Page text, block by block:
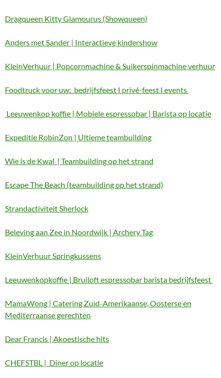
Dragqueen Kitty Glamourus (Showqueen)
Anders met Sander | Interactieve kindershow
KleinVerhuur | Popcornmachine & Suikerspinmachine verhuur
Foodtruck voor uw: bedrijfsfeest I privé-feest I events
Leeuwenkop koffie | Mobiele espressobar | Barista op locatie
Expeditie RobinZon | Ultieme teambuilding
Wie is de Kwal | Teambuilding op het strand
Escape The Beach (teambuilding op het strand)
Strandactiviteit Sherlock
Beleving aan Zee in Noordwijk | Archery Tag
KleinVerhuur Springkussens
Leeuwenkopkoffie | Bruiloft espressobar barista bedrijfsfeest
MamaWong | Catering Zuid-Amerikaanse, Oosterse en
Mediterraanse gerechten
Dear Francis | Akoestische hits
CHEFSTBL | Diner op locatie